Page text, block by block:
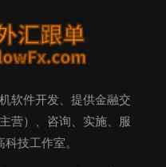
软件开发、提供金融交
营）、咨询、实施、服
技工作室。